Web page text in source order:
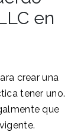
en
crear una
tener uno.
que